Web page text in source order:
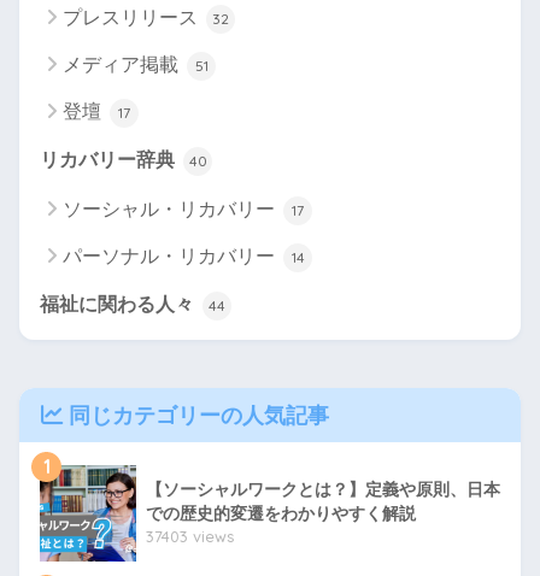
プレスリリース 32
メディア掲載 51
登壇 17
リカバリー辞典 40
ソーシャル・リカバリー 17
パーソナル・リカバリー 14
福祉に関わる人々 44
同じカテゴリーの人気記事
1
【ソーシャルワークとは？】定義や原則、日本
での歴史的変遷をわかりやすく解説
37403 views